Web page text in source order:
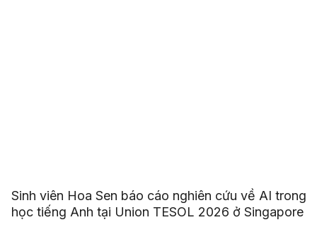
Sinh viên Hoa Sen báo cáo nghiên cứu về AI trong
học tiếng Anh tại Union TESOL 2026 ở Singapore